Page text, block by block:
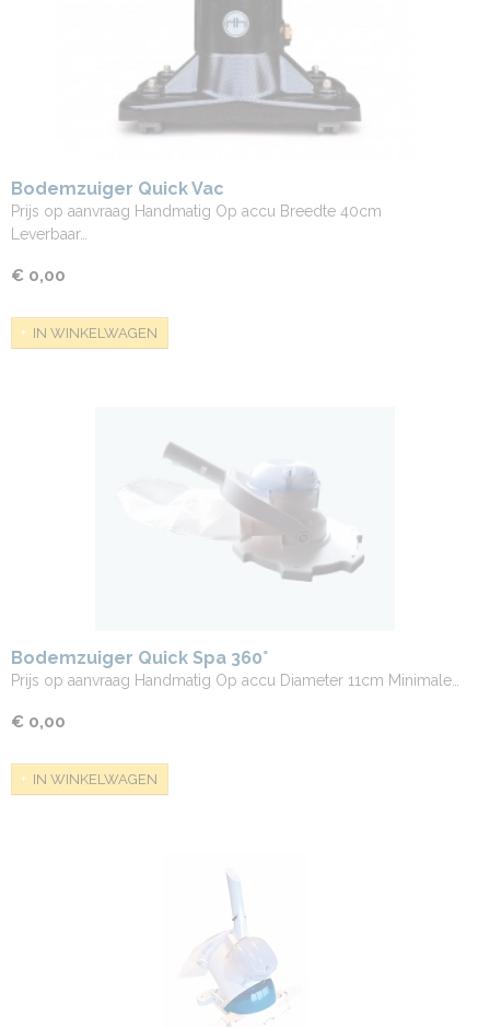
Bodemzuiger Quick Vac
Prijs op aanvraag Handmatig Op accu Breedte 40cm
Leverbaar…
€ 0,00
IN WINKELWAGEN
Bodemzuiger Quick Spa 360°
Prijs op aanvraag Handmatig Op accu Diameter 11cm Minimale…
€ 0,00
IN WINKELWAGEN